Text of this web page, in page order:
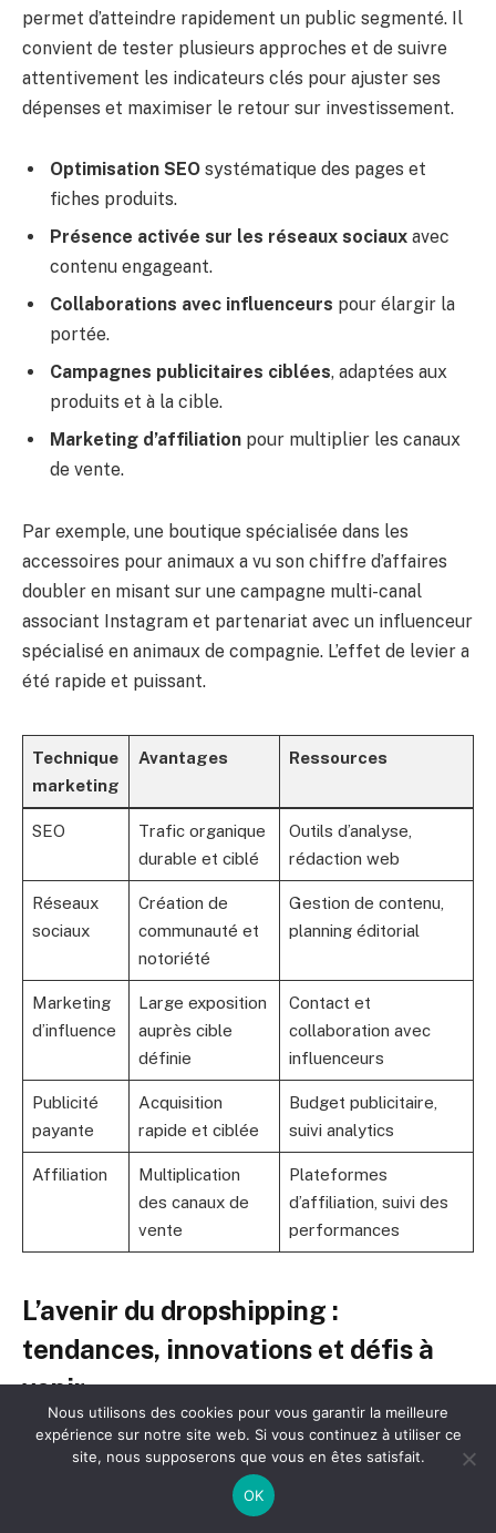
permet d’atteindre rapidement un public segmenté. Il
convient de tester plusieurs approches et de suivre
attentivement les indicateurs clés pour ajuster ses
dépenses et maximiser le retour sur investissement.
Optimisation SEO systématique des pages et
fiches produits.
Présence activée sur les réseaux sociaux avec
contenu engageant.
Collaborations avec influenceurs pour élargir la
portée.
Campagnes publicitaires ciblées, adaptées aux
produits et à la cible.
Marketing d’affiliation pour multiplier les canaux
de vente.
Par exemple, une boutique spécialisée dans les
accessoires pour animaux a vu son chiffre d’affaires
doubler en misant sur une campagne multi-canal
associant Instagram et partenariat avec un influenceur
spécialisé en animaux de compagnie. L’effet de levier a
été rapide et puissant.
Technique
marketing
Avantages Ressources
SEO
Trafic organique
durable et ciblé
Outils d’analyse,
rédaction web
Réseaux
sociaux
Création de
communauté et
notoriété
Gestion de contenu,
planning éditorial
Marketing
d’influence
Large exposition
auprès cible
définie
Contact et
collaboration avec
influenceurs
Publicité
payante
Acquisition
rapide et ciblée
Budget publicitaire,
suivi analytics
Affiliation
Multiplication
des canaux de
vente
Plateformes
d’affiliation, suivi des
performances
L’avenir du dropshipping :
tendances, innovations et défis à
venir
Le dropshipping continue d’évoluer sous l’effet des
innovations technologiques et des nouvelles attentes
des consommateurs. Les avancées dans l’intégration
Nous utilisons des cookies pour vous garantir la meilleure
expérience sur notre site web. Si vous continuez à utiliser ce
site, nous supposerons que vous en êtes satisfait.
OK